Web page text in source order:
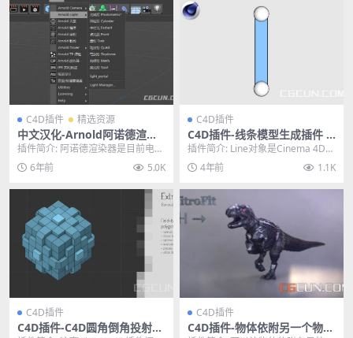
C4D插件 精选资源
中文汉化-Arnold阿诺德渲染
器插件 SolidAngle C4DtoA
3.1.0 Win替换破解版
插件简介: 阿诺德渲染器是目前电影
工业中最流行的渲染器之一，多种S
hader材质...
6年前 5.0K
C4D插件
C4D插件-线条模型生成插件 Li
ne Object V1.5 Win/Mac
插件简介: Line对象是Cinema 4D的
一个简单而有用的插件，带有开放
的p...4年前 1.1K
C4D插件
C4D插件-C4D圆角倒角投射挤
C4D插件
C4D插件-物体依附另一个物体